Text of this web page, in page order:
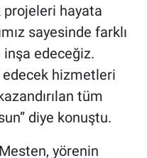
projeleri hayata
sayesinde farklı
inşa edeceğiz.
edecek hizmetleri
tüm
diye konuştu.
yörenin